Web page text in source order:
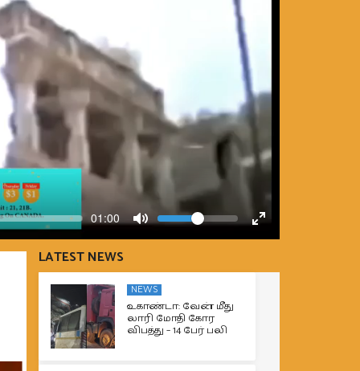
Current
time
01:00
Mute
Volume
Fullscreen
LATEST NEWS
NEWS
உகாண்டா: வேன் மீது
லாரி மோதி கோர
விபத்து – 14 பேர் பலி